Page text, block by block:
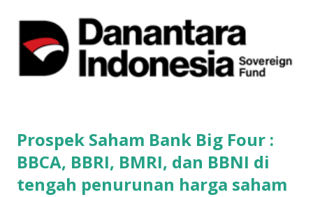
rekening BCA atau Permata nya. Nah satu keunggulan jika
kamu sudah memakai rekening BCA atau rekening Bank
Permata, kamu tidak perlu print dokumen fisik lagi. Jadi bisa
langsung daftar sampai selesai semuanya full online. Jadi
Prospek Saham Bank Big Four :
BBCA, BBRI, BMRI, dan BBNI di
tengah penurunan harga saham